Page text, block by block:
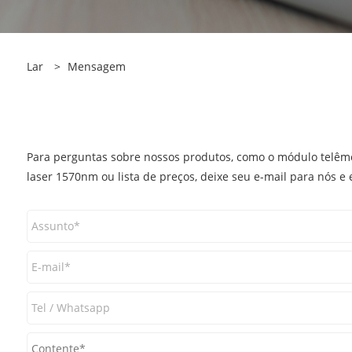
Lar > Mensagem
Para perguntas sobre nossos produtos, como o módulo
laser 1570nm ou lista de preços, deixe seu e-mail para nós